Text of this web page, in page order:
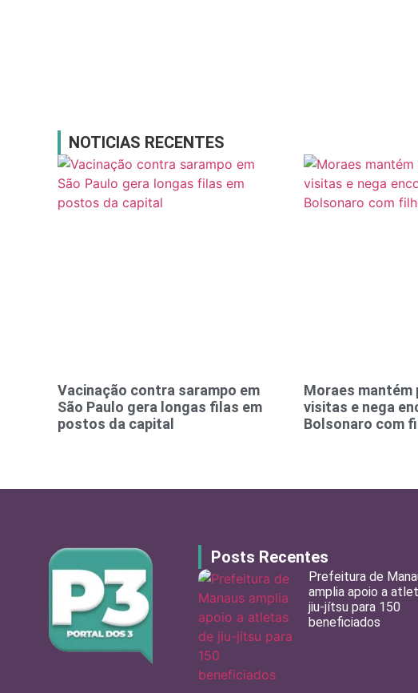
NOTICIAS RECENTES
Vacinação contra sarampo em
São Paulo gera longas filas em
postos da capital
Moraes mantém
visitas e nega
Bolsonaro com
Posts Recentes
Prefeitura de
amplia apoio a
jiu-jítsu para 150
beneficiados